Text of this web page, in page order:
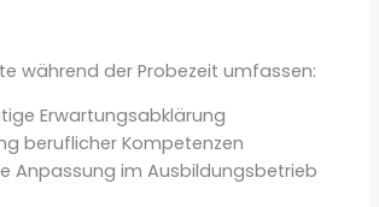
während der Probezeit umfassen:
Erwartungsabklärung
beruflicher Kompetenzen
Anpassung im Ausbildungsbetrieb